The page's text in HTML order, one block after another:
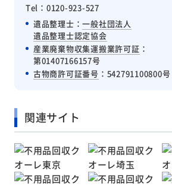
Tel：0120-923-527
遺品整理士：一般社団法人
遺品整理士認定協会
産業廃棄物収集運搬業許可証 ：
第01407166157号
古物商許可証番号 ：542791100800号
関連サイト